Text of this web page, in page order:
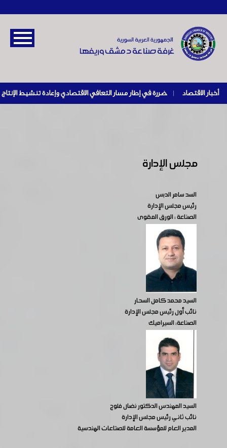
أخبار الاقتصاد |
مجلس الإدارة
السد سامر الدبس
رئيس مجلس الإدارة
الصناعة : الورق المقوى
السيد محمد كامل السحار
نائب أول رئيس مجلس الإدارة
الصناعة: السيراميك
السيد المهندس الدكتور نضال فلوج
نائب ثاني رئيس مجلس الإدارة
المدير العام للمؤسسة العامة للصتاعات الهندسية